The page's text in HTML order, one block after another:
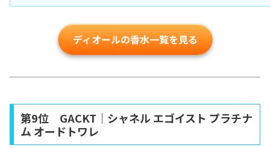
ディオールの香水一覧を見る
第9位 GACKT｜シャネル エゴイスト プラチナ
ム オードトワレ